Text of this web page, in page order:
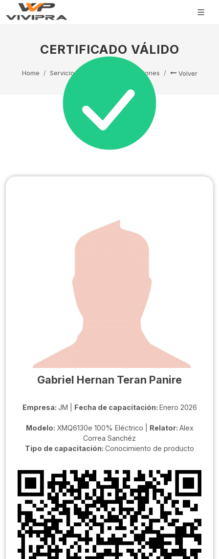
CERTIFICADO VÁLIDO
Home Servicio Técnico Capacitaciones Volver
Gabriel Hernan Teran Panire
Empresa: JM | Fecha de capacitación: Enero 2026
Modelo: XMQ6130e 100% Eléctrico | Relator: Alex
Correa Sanchéz
Tipo de capacitación: Conocimiento de producto